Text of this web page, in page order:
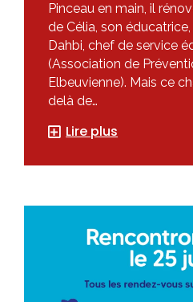
Pinceau en main, il
de Célia, son
Dahbi, chef de service
(Association de
Elbeuvienne). Mais ce
delà de…
Lire plus